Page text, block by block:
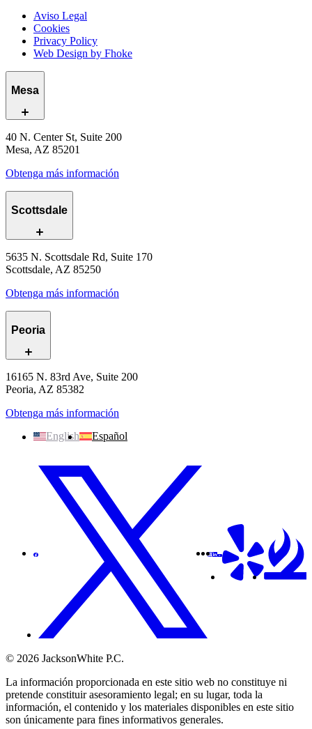
Aviso Legal
Cookies
Privacy Policy
Web Design by Fhoke
Mesa
40 N. Center St, Suite 200
Mesa, AZ 85201
Obtenga más información
Scottsdale
5635 N. Scottsdale Rd, Suite 170
Scottsdale, AZ 85250
Obtenga más información
Peoria
16165 N. 83rd Ave, Suite 200
Peoria, AZ 85382
Obtenga más información
English
Español
© 2026 JacksonWhite P.C.
La información proporcionada en este sitio web no constituye ni
pretende constituir asesoramiento legal; en su lugar, toda la
información, el contenido y los materiales disponibles en este sitio
son únicamente para fines informativos generales.